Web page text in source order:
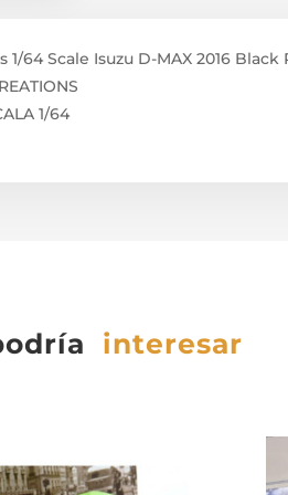
1/64 Scale Isuzu D-MAX 2016 Black
1/64
interesar